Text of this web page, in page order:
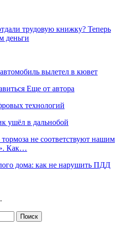
трудовую книжку? Теперь
деньги
вылетел в кювет
Еще от автора
технологий
ушёл в дальнобой
не соответствуют нашим
Как…
дома: как не нарушить ПДД